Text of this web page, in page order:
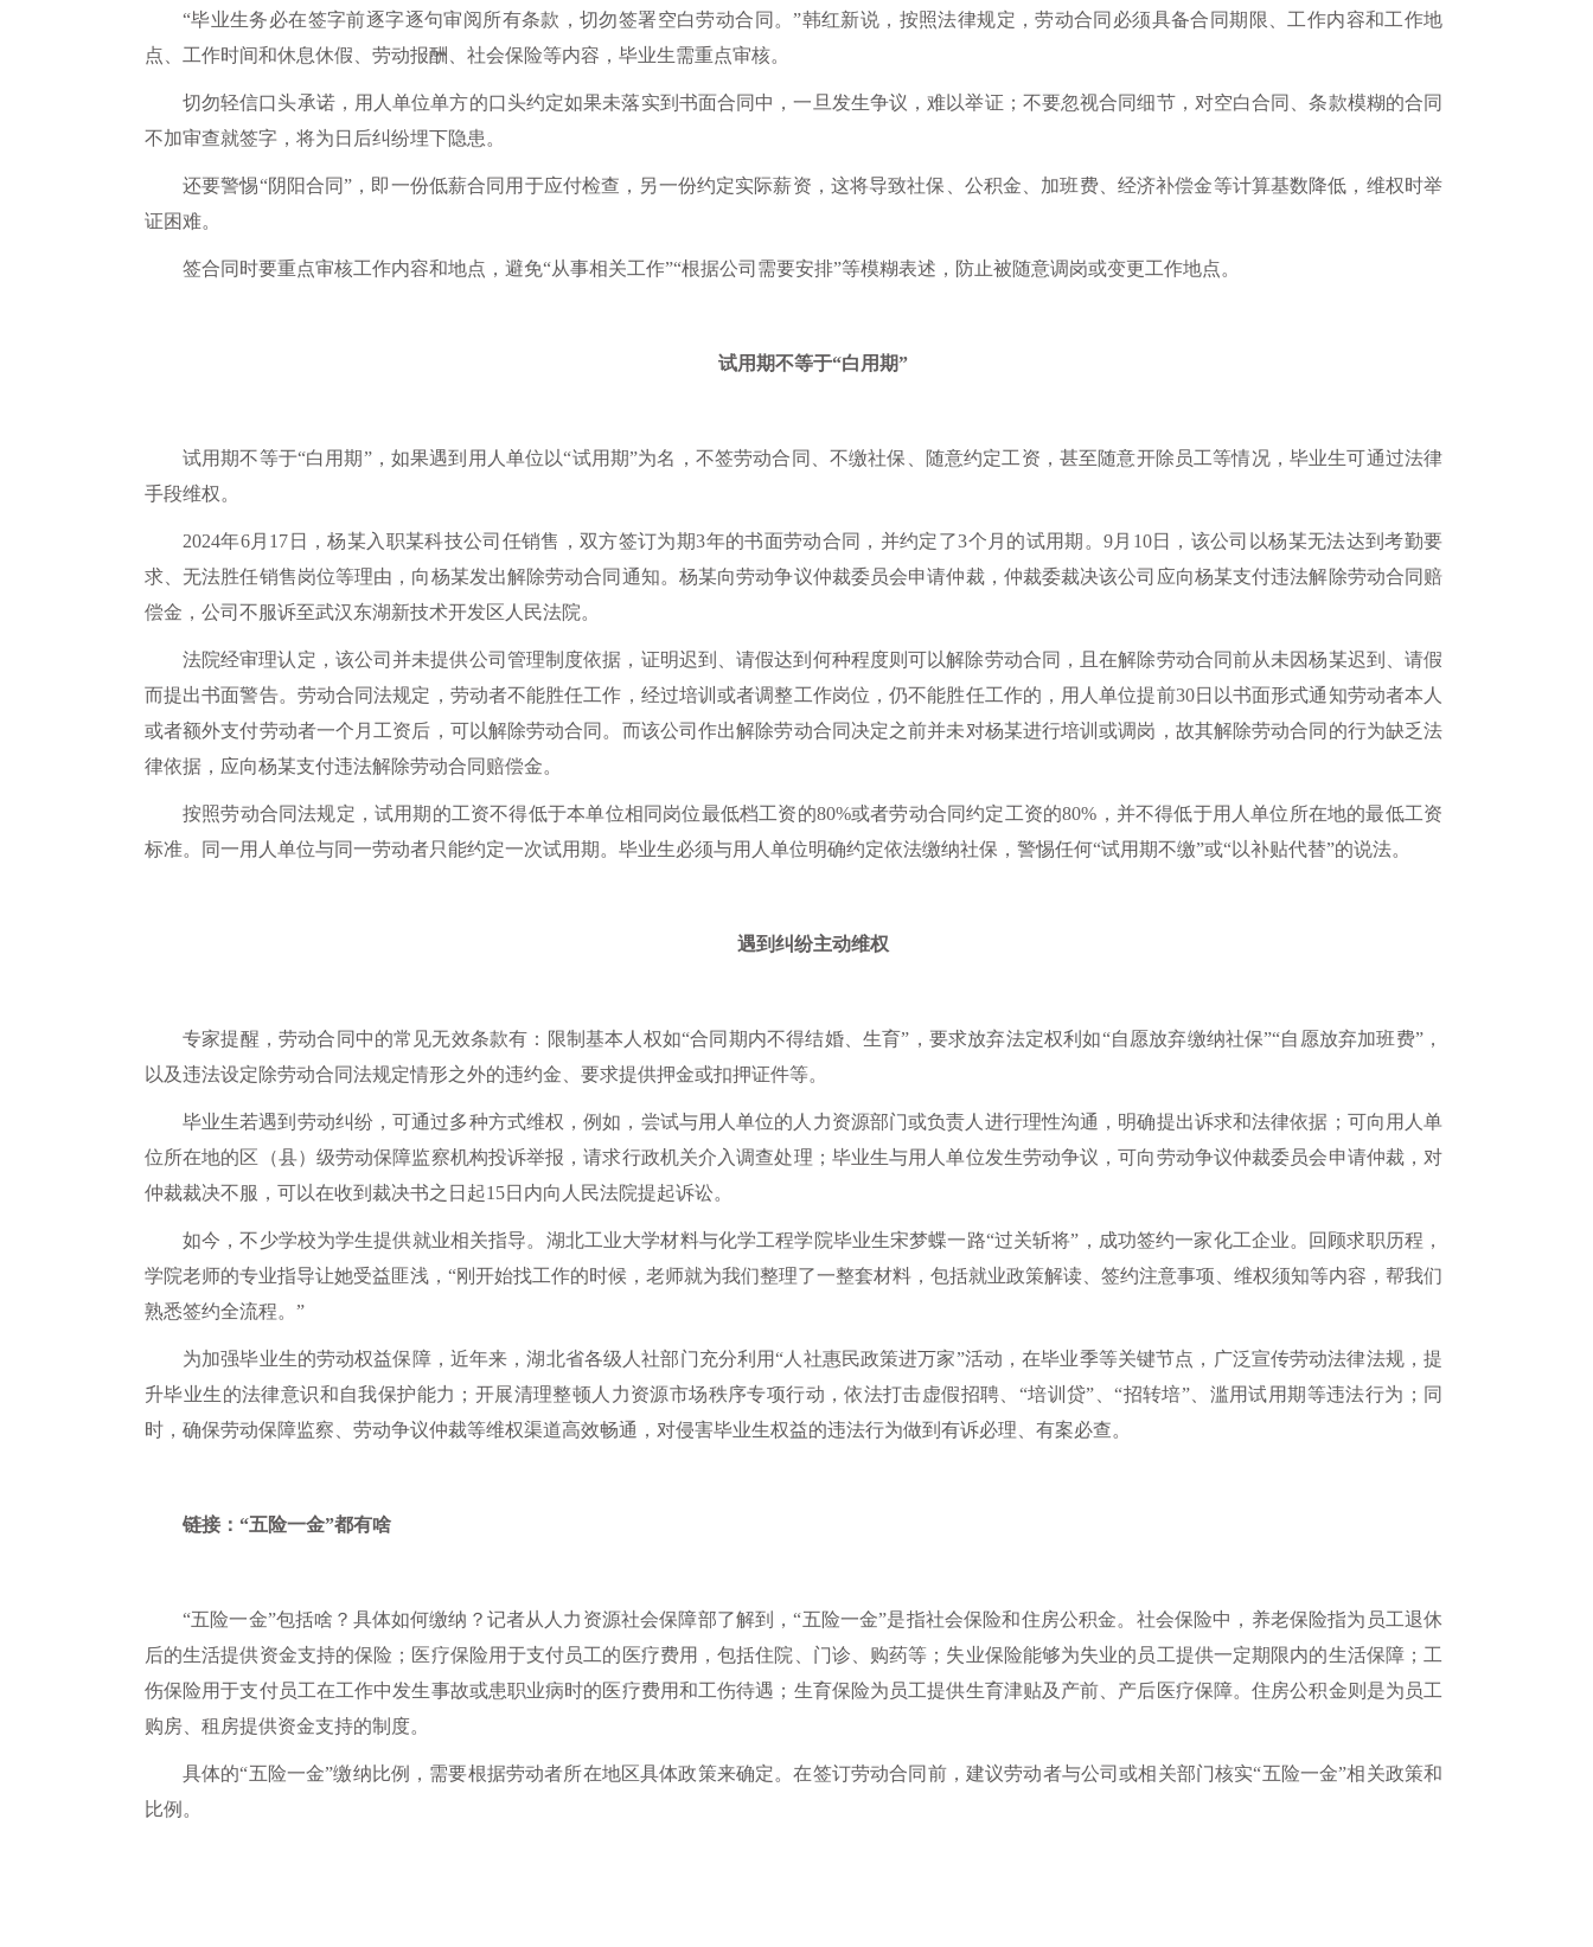
“毕业生务必在签字前逐字逐句审阅所有条款，切勿签署空白劳动合同。”韩红新说，按照法律规定，劳动合同必须具备合同期限、工作内容和工作地
点、工作时间和休息休假、劳动报酬、社会保险等内容，毕业生需重点审核。
切勿轻信口头承诺，用人单位单方的口头约定如果未落实到书面合同中，一旦发生争议，难以举证；不要忽视合同细节，对空白合同、条款模糊的合同
不加审查就签字，将为日后纠纷埋下隐患。
还要警惕“阴阳合同”，即一份低薪合同用于应付检查，另一份约定实际薪资，这将导致社保、公积金、加班费、经济补偿金等计算基数降低，维权时举
证困难。
签合同时要重点审核工作内容和地点，避免“从事相关工作”“根据公司需要安排”等模糊表述，防止被随意调岗或变更工作地点。
试用期不等于“白用期”
试用期不等于“白用期”，如果遇到用人单位以“试用期”为名，不签劳动合同、不缴社保、随意约定工资，甚至随意开除员工等情况，毕业生可通过法律
手段维权。
2024年6月17日，杨某入职某科技公司任销售，双方签订为期3年的书面劳动合同，并约定了3个月的试用期。9月10日，该公司以杨某无法达到考勤要
求、无法胜任销售岗位等理由，向杨某发出解除劳动合同通知。杨某向劳动争议仲裁委员会申请仲裁，仲裁委裁决该公司应向杨某支付违法解除劳动合同赔
偿金，公司不服诉至武汉东湖新技术开发区人民法院。
法院经审理认定，该公司并未提供公司管理制度依据，证明迟到、请假达到何种程度则可以解除劳动合同，且在解除劳动合同前从未因杨某迟到、请假
而提出书面警告。劳动合同法规定，劳动者不能胜任工作，经过培训或者调整工作岗位，仍不能胜任工作的，用人单位提前30日以书面形式通知劳动者本人
或者额外支付劳动者一个月工资后，可以解除劳动合同。而该公司作出解除劳动合同决定之前并未对杨某进行培训或调岗，故其解除劳动合同的行为缺乏法
律依据，应向杨某支付违法解除劳动合同赔偿金。
按照劳动合同法规定，试用期的工资不得低于本单位相同岗位最低档工资的80%或者劳动合同约定工资的80%，并不得低于用人单位所在地的最低工资
标准。同一用人单位与同一劳动者只能约定一次试用期。毕业生必须与用人单位明确约定依法缴纳社保，警惕任何“试用期不缴”或“以补贴代替”的说法。
遇到纠纷主动维权
专家提醒，劳动合同中的常见无效条款有：限制基本人权如“合同期内不得结婚、生育”，要求放弃法定权利如“自愿放弃缴纳社保”“自愿放弃加班费”，
以及违法设定除劳动合同法规定情形之外的违约金、要求提供押金或扣押证件等。
毕业生若遇到劳动纠纷，可通过多种方式维权，例如，尝试与用人单位的人力资源部门或负责人进行理性沟通，明确提出诉求和法律依据；可向用人单
位所在地的区（县）级劳动保障监察机构投诉举报，请求行政机关介入调查处理；毕业生与用人单位发生劳动争议，可向劳动争议仲裁委员会申请仲裁，对
仲裁裁决不服，可以在收到裁决书之日起15日内向人民法院提起诉讼。
如今，不少学校为学生提供就业相关指导。湖北工业大学材料与化学工程学院毕业生宋梦蝶一路“过关斩将”，成功签约一家化工企业。回顾求职历程，
学院老师的专业指导让她受益匪浅，“刚开始找工作的时候，老师就为我们整理了一整套材料，包括就业政策解读、签约注意事项、维权须知等内容，帮我们
熟悉签约全流程。”
为加强毕业生的劳动权益保障，近年来，湖北省各级人社部门充分利用“人社惠民政策进万家”活动，在毕业季等关键节点，广泛宣传劳动法律法规，提
升毕业生的法律意识和自我保护能力；开展清理整顿人力资源市场秩序专项行动，依法打击虚假招聘、“培训贷”、“招转培”、滥用试用期等违法行为；同
时，确保劳动保障监察、劳动争议仲裁等维权渠道高效畅通，对侵害毕业生权益的违法行为做到有诉必理、有案必查。
链接：“五险一金”都有啥
“五险一金”包括啥？具体如何缴纳？记者从人力资源社会保障部了解到，“五险一金”是指社会保险和住房公积金。社会保险中，养老保险指为员工退休
后的生活提供资金支持的保险；医疗保险用于支付员工的医疗费用，包括住院、门诊、购药等；失业保险能够为失业的员工提供一定期限内的生活保障；工
伤保险用于支付员工在工作中发生事故或患职业病时的医疗费用和工伤待遇；生育保险为员工提供生育津贴及产前、产后医疗保障。住房公积金则是为员工
购房、租房提供资金支持的制度。
具体的“五险一金”缴纳比例，需要根据劳动者所在地区具体政策来确定。在签订劳动合同前，建议劳动者与公司或相关部门核实“五险一金”相关政策和
比例。